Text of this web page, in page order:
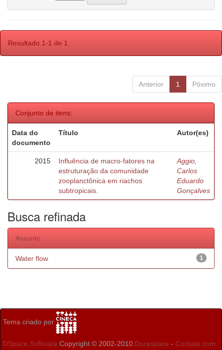
Resultado 1-1 de 1.
Anterior 1 Póximo
Conjunto de itens:
Data do
documento
Título Autor(es)
2015
Influência de macro-fatores na
estruturação da comunidade
zooplanctônica em riachos
subtropicais.
Aggio,
Carlos
Eduardo
Gonçalves
Busca refinada
Assunto
1
Water flow
Tema criado por
DSpace Software Copyright © 2002-2010 Duraspace - Contato com